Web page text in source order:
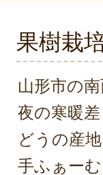
果樹栽
山形市の
夜の寒暖
どうの産
手ふぁー